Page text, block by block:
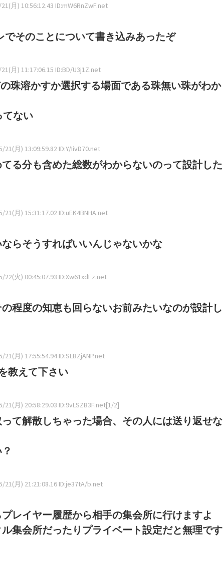
月) 10:56:12.43 ID:mW6RnZwF.net
でそのことについて書き込みあったぞ
月) 11:17:06.15 ID:BD/U3j1Z.net
珠溶かすか選択する場面である珠無い珠がわか
てない
21(月) 13:09:59.82 ID:Y/IivD70.net
る分も含めた総数がわからないのって設計した
21(月) 15:31:17.02 ID:uEK4BNHA.net
らそうすればいいんじゃないかな
22(火) 00:45:07.93 ID:Xw61xdFz.net
程度の知恵も回らないお前みたいなのが設計し
21(月) 17:55:54.94 ID:SLBZjANP.net
教えて下さい
21(月) 20:58:29.03 ID:9vLSZB3F.net[1/2]
て解散しちゃった場合、その人には送り返せな
21(月) 21:21:08.16 ID:je37tA/b.net
レイヤー履歴から相手の集会所に行けますよ
集会所だったりプライベート設定だと無理です